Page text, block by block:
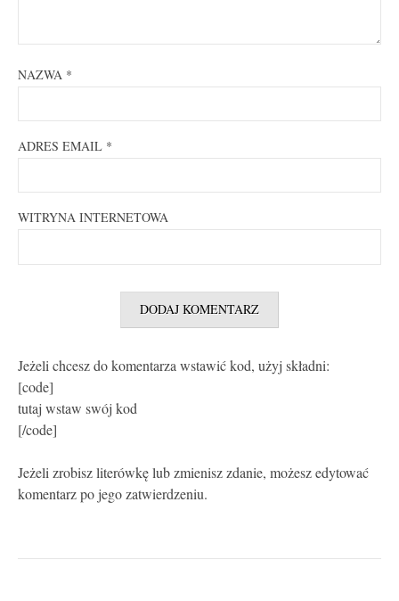
NAZWA *
ADRES EMAIL *
WITRYNA INTERNETOWA
Jeżeli chcesz do komentarza wstawić kod, użyj składni:
[code]
tutaj wstaw swój kod
[/code]
Jeżeli zrobisz literówkę lub zmienisz zdanie, możesz edytować
komentarz po jego zatwierdzeniu.